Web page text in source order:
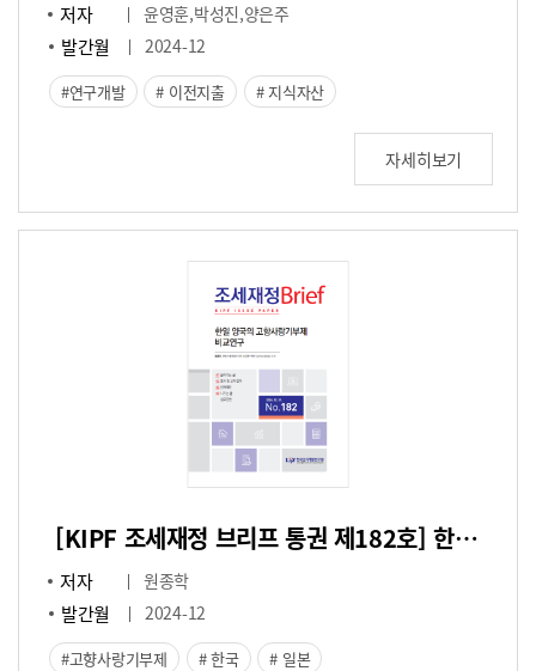
저자 윤영훈,박성진,양은주
발간월 2024-12
연구개발 이전지출 지식자산
자세히보기
[KIPF 조세재정 브리프 통권 제182호] 한일 양국의 고향사랑기부제 비교연구
저자 원종학
발간월 2024-12
고향사랑기부제 한국 일본